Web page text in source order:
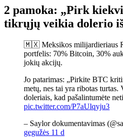
2 pamoka: „Pirk
tikrųjų veikia dolerio
🇲🇽 Meksikos milijardieriaus
portfelis: 70% Bitcoin, 30%
jokių akcijų.
Jo patarimas: „Pirkite BTC
metų, nes tai yra ribotas turtas.
doleriais, kad pašalintumėte
pic.twitter.com/P7aUlqyju3
– Saylor dokumentavimas
gegužės 11 d